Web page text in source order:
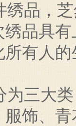
品，
品具
有人
三大
饰、